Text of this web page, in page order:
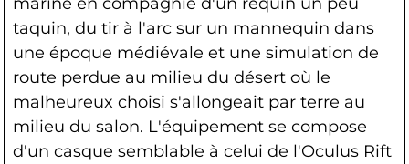
taquin, du tir à l'arc sur un mannequin dans
une époque médiévale et une simulation de
route perdue au milieu du désert où le
malheureux choisi s'allongeait par terre au
milieu du salon. L'équipement se compose
d'un casque semblable à celui de l'Oculus Rift